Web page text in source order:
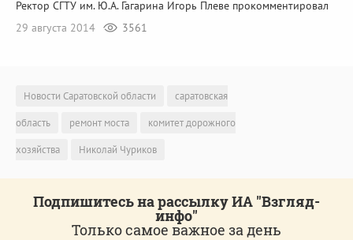
Ректор СГТУ им. Ю.А. Гагарина Игорь Плеве прокомментировал
29 августа 2014
3561
Новости Саратовской области
саратовская
область
ремонт моста
комитет дорожного
хозяйства
Николай Чуриков
Подпишитесь на рассылку ИА "Взгляд-
инфо"
Только самое важное за день